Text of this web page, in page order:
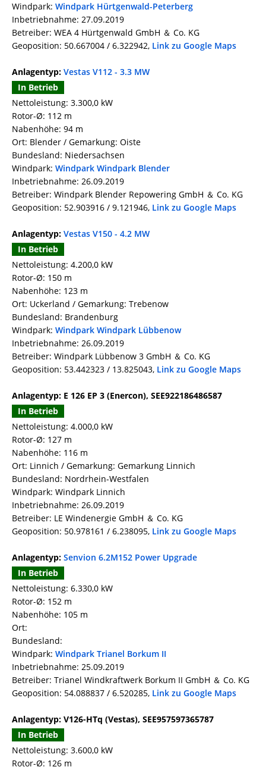
Windpark: Windpark Hürtgenwald-Peterberg
Inbetriebnahme: 27.09.2019
Betreiber: WEA 4 Hürtgenwald GmbH ＆ Co. KG
Geoposition: 50.667004 / 6.322942, Link zu Google Maps
Anlagentyp: Vestas V112 - 3.3 MW
In Betrieb
Nettoleistung: 3.300,0 kW
Rotor-Ø: 112 m
Nabenhöhe: 94 m
Ort: Blender / Gemarkung: Oiste
Bundesland: Niedersachsen
Windpark: Windpark Windpark Blender
Inbetriebnahme: 26.09.2019
Betreiber: Windpark Blender Repowering GmbH ＆ Co. KG
Geoposition: 52.903916 / 9.121946, Link zu Google Maps
Anlagentyp: Vestas V150 - 4.2 MW
In Betrieb
Nettoleistung: 4.200,0 kW
Rotor-Ø: 150 m
Nabenhöhe: 123 m
Ort: Uckerland / Gemarkung: Trebenow
Bundesland: Brandenburg
Windpark: Windpark Windpark Lübbenow
Inbetriebnahme: 26.09.2019
Betreiber: Windpark Lübbenow 3 GmbH ＆ Co. KG
Geoposition: 53.442323 / 13.825043, Link zu Google Maps
Anlagentyp: E 126 EP 3 (Enercon), SEE922186486587
In Betrieb
Nettoleistung: 4.000,0 kW
Rotor-Ø: 127 m
Nabenhöhe: 116 m
Ort: Linnich / Gemarkung: Gemarkung Linnich
Bundesland: Nordrhein-Westfalen
Windpark: Windpark Linnich
Inbetriebnahme: 26.09.2019
Betreiber: LE Windenergie GmbH ＆ Co. KG
Geoposition: 50.978161 / 6.238095, Link zu Google Maps
Anlagentyp: Senvion 6.2M152 Power Upgrade
In Betrieb
Nettoleistung: 6.330,0 kW
Rotor-Ø: 152 m
Nabenhöhe: 105 m
Ort:
Bundesland:
Windpark: Windpark Trianel Borkum II
Inbetriebnahme: 25.09.2019
Betreiber: Trianel Windkraftwerk Borkum II GmbH ＆ Co. KG
Geoposition: 54.088837 / 6.520285, Link zu Google Maps
Anlagentyp: V126-HTq (Vestas), SEE957597365787
In Betrieb
Nettoleistung: 3.600,0 kW
Rotor-Ø: 126 m